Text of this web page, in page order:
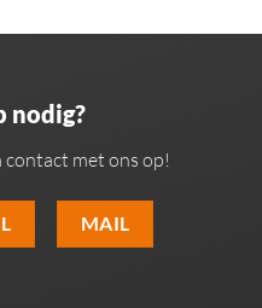
nodig?
contact met ons op!
MAIL